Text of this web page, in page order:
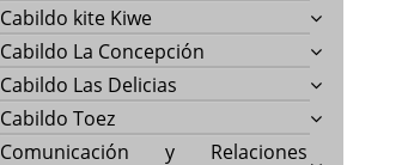
Cabildo kite Kiwe
Cabildo La Concepción
Cabildo Las Delicias
Cabildo Toez
Comunicación y Relaciones